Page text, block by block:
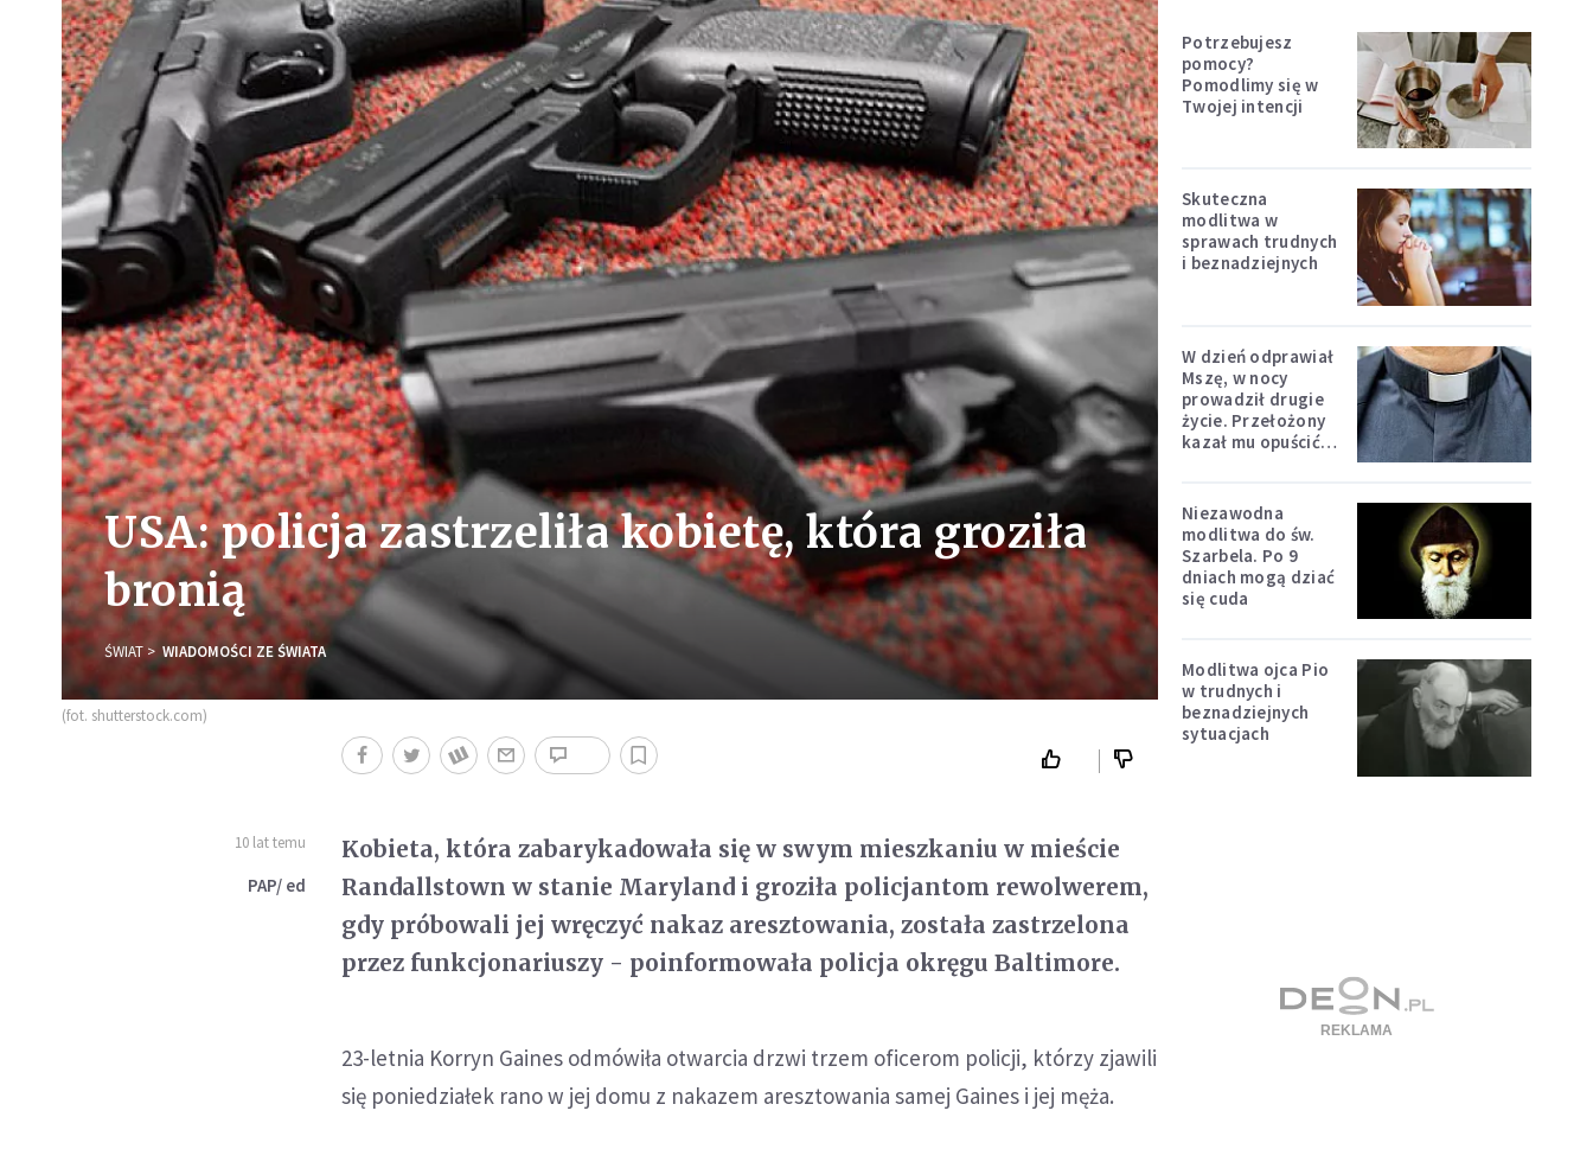
USA: policja zastrzeliła kobietę, która groziła
bronią
ŚWIAT WIADOMOŚCI ZE ŚWIATA
(fot. shutterstock.com)
10 lat temu
PAP/ ed
Kobieta, która zabarykadowała się w swym mieszkaniu w mieście
Randallstown w stanie Maryland i groziła policjantom rewolwerem,
gdy próbowali jej wręczyć nakaz aresztowania, została zastrzelona
przez funkcjonariuszy - poinformowała policja okręgu Baltimore.
23-letnia Korryn Gaines odmówiła otwarcia drzwi trzem oficerom policji, którzy zjawili
się poniedziałek rano w jej domu z nakazem aresztowania samej Gaines i jej męża.
Potrzebujesz
pomocy?
Pomodlimy się w
Twojej intencji
Skuteczna
modlitwa w
sprawach trudnych
i beznadziejnych
W dzień odprawiał
Mszę, w nocy
prowadził drugie
życie. Przełożony
kazał mu opuścić
Niezawodna
modlitwa do św.
Szarbela. Po 9
dniach mogą dziać
się cuda
Modlitwa ojca Pio
w trudnych i
beznadziejnych
sytuacjach